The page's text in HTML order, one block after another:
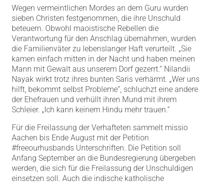
Wegen vermeintlichen Mordes an dem Guru wurden
sieben Christen festgenommen, die ihre Unschuld
beteuern. Obwohl maoistische Rebellen die
Verantwortung für den Anschlag übernahmen, wurden
die Familienväter zu lebenslanger Haft verurteilt. „Sie
kamen einfach mitten in der Nacht und haben meinen
Mann mit Gewalt aus unserem Dorf gezerrt.“ Nilandii
Nayak wirkt trotz ihres bunten Saris verhärmt. „Wer uns
hilft, bekommt selbst Probleme“, schluchzt eine andere
der Ehefrauen und verhüllt ihren Mund mit ihrem
Schleier. „Ich kann keinem Hindu mehr trauen.“
Für die Freilassung der Verhafteten sammelt missio
Aachen bis Ende August mit der Petition
#freeourhusbands Unterschriften. Die Petition soll
Anfang September an die Bundesregierung übergeben
werden, die sich für die Freilassung der Unschuldigen
einsetzen soll. Auch die indische katholische